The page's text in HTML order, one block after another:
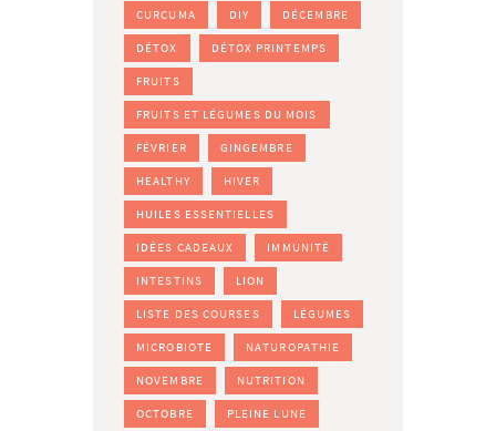
CURCUMA DIY DÉCEMBRE
DÉTOX DÉTOX PRINTEMPS
FRUITS
FRUITS ET LÉGUMES DU MOIS
FÉVRIER GINGEMBRE
HEALTHY HIVER
HUILES ESSENTIELLES
IDÉES CADEAUX IMMUNITÉ
INTESTINS LION
LISTE DES COURSES LÉGUMES
MICROBIOTE NATUROPATHIE
NOVEMBRE NUTRITION
OCTOBRE PLEINE LUNE